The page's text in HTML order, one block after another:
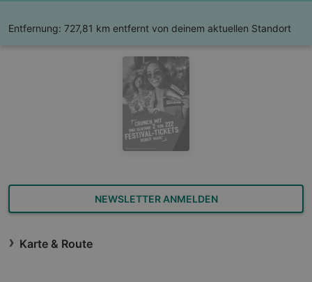
Entfernung: 727,81 km entfernt von deinem aktuellen Standort
NEWSLETTER ANMELDEN
Karte & Route